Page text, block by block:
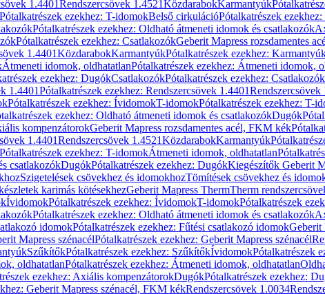
1.4401Rendszercsövek 1.4521KözdarabokKarmantyúk
Pótalkatrészek ezekhez: T-idomokBelső cirkulációPótalkatrészek
Pótalkatrészek ezekhez: Oldható átmeneti idomok és csatlakozók
Pótalkatrészek ezekhez: CsatlakozókGeberit Mapress rozsdamentes
1.4401KözdarabokKarmantyúkPótalkatrészek ezekhez:
Átmeneti idomok, oldhatatlanPótalkatrészek ezekhez: Átmeneti idomok,
ezekhez: DugókCsatlakozókPótalkatrészek ezekhez: Csatlakozók
1.4401Pótalkatrészek ezekhez: Rendszercsövek 1.4401Rendszercsövek
Pótalkatrészek ezekhez: ÍvidomokT-idomokPótalkatrészek ezekhez: T-
ezekhez: Oldható átmeneti idomok és csatlakozókDugók
kompenzátorokGeberit Mapress rozsdamentes acél, FKM kék
1.4401Rendszercsövek 1.4521KözdarabokKarmantyúk
Pótalkatrészek ezekhez: T-idomokÁtmeneti idomok, oldhatatlan
csatlakozókDugókPótalkatrészek ezekhez: DugókKiegészítők Geberit
Szigetelések csövekhez és idomokhozTömítések csövekhez és
karimás kötésekhezGeberit Mapress ThermTherm
ÍvidomokPótalkatrészek ezekhez: ÍvidomokT-idomokPótalkatrészek
Pótalkatrészek ezekhez: Oldható átmeneti idomok és csatlakozók
idomokPótalkatrészek ezekhez: Fűtési csatlakozó idomokGeberit
Mapress szénacélPótalkatrészek ezekhez: Geberit Mapress szénacél
SzűkítőkPótalkatrészek ezekhez: SzűkítőkÍvidomokPótalkatrészek
oldhatatlanPótalkatrészek ezekhez: Átmeneti idomok, oldhatatlan
ezekhez: Axiális kompenzátorokDugókPótalkatrészek ezekhez:
Geberit Mapress szénacél, FKM kékRendszercsövek 1.0034